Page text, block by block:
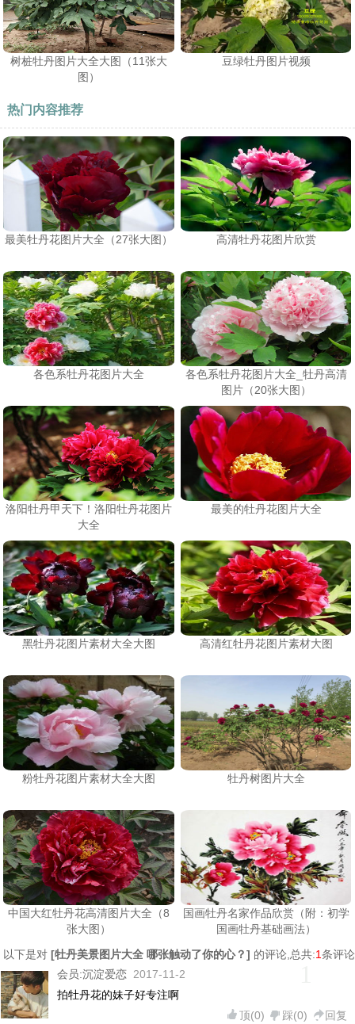
树桩牡丹图片大全大图（11张大
图）
豆绿牡丹图片视频
热门内容推荐
最美牡丹花图片大全（27张大图） 高清牡丹花图片欣赏
各色系牡丹花图片大全
各色系牡丹花图片大全_牡丹高清
图片（20张大图）
洛阳牡丹甲天下！洛阳牡丹花图片
大全
最美的牡丹花图片大全
黑牡丹花图片素材大全大图 高清红牡丹花图片素材大图
粉牡丹花图片素材大全大图 牡丹树图片大全
中国大红牡丹花高清图片大全（8
张大图）
国画牡丹名家作品欣赏（附：初学
国画牡丹基础画法）
以下是对 [牡丹美景图片大全 哪张触动了你的心？] 的评论,总共:1条评论
会员:沉淀爱恋 2017-11-2
拍牡丹花的妹子好专注啊
顶(0) 踩(0) 回复